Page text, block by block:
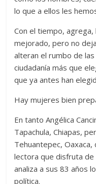
lo que a ellos les
Con el tiempo,
mejorado, pero no
alteran el rumbo de
ciudadanía más que
que ya antes han
Hay mujeres bien
En tanto Angélica
Tapachula, Chiapas,
Tehuantepec,
lectora que disfruta de
analiza a sus 83 años
política.